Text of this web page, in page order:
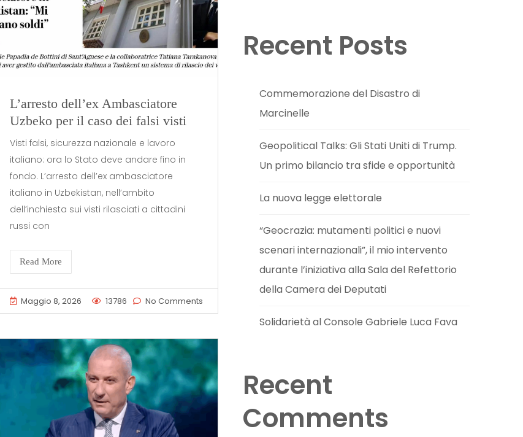
L’arresto dell’ex Ambasciatore
Uzbeko per il caso dei falsi visti
Visti falsi, sicurezza nazionale e lavoro
italiano: ora lo Stato deve andare fino in
fondo. L’arresto dell’ex ambasciatore
italiano in Uzbekistan, nell’ambito
dell’inchiesta sui visti rilasciati a cittadini
russi con
Read More
Maggio 8, 2026 13786 No Comments
Recent Posts
Commemorazione del Disastro di
Marcinelle
Geopolitical Talks: Gli Stati Uniti di Trump.
Un primo bilancio tra sfide e opportunità
La nuova legge elettorale
“Geocrazia: mutamenti politici e nuovi
scenari internazionali”, il mio intervento
durante l’iniziativa alla Sala del Refettorio
della Camera dei Deputati
Solidarietà al Console Gabriele Luca Fava
Recent
Comments